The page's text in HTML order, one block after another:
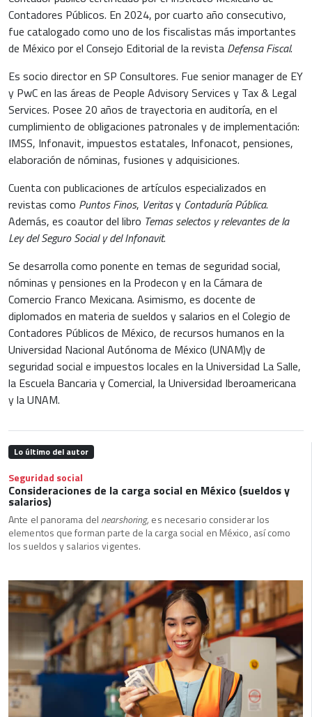
Contadores Públicos. En 2024, por cuarto año consecutivo,
fue catalogado como uno de los fiscalistas más importantes
de México por el Consejo Editorial de la revista Defensa Fiscal.
Es socio director en SP Consultores. Fue senior manager de EY
y PwC en las áreas de People Advisory Services y Tax & Legal
Services. Posee 20 años de trayectoria en auditoría, en el
cumplimiento de obligaciones patronales y de implementación:
IMSS, Infonavit, impuestos estatales, Infonacot, pensiones,
elaboración de nóminas, fusiones y adquisiciones.
Cuenta con publicaciones de artículos especializados en
revistas como Puntos Finos, Veritasy Contaduría Pública.
Además, es coautor del libro Temas selectos y relevantes de la
Ley del Seguro Social y del Infonavit.
Se desarrolla como ponente en temas de seguridad social,
nóminas y pensiones en la Prodecon y en la Cámara de
Comercio Franco Mexicana. Asimismo, es docente de
diplomados en materia de sueldos y salarios en el Colegio de
Contadores Públicos de México, de recursos humanos en la
Universidad Nacional Autónoma de México (UNAM)y de
seguridad social e impuestos locales en la Universidad La Salle,
la Escuela Bancaria y Comercial, la Universidad Iberoamericana
y la UNAM.
Lo último del autor
Seguridad social
Consideraciones de la carga social en México (sueldos y
salarios)
Ante el panorama del nearshoring, es necesario considerar los
elementos que forman parte de la carga social en México, así como
los sueldos y salarios vigentes.